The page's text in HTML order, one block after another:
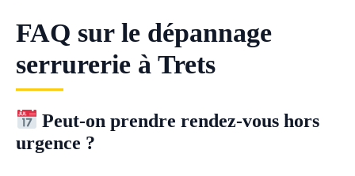
FAQ sur le dépannage
serrurerie à Trets
Peut-on prendre rendez-vous hors
urgence ?